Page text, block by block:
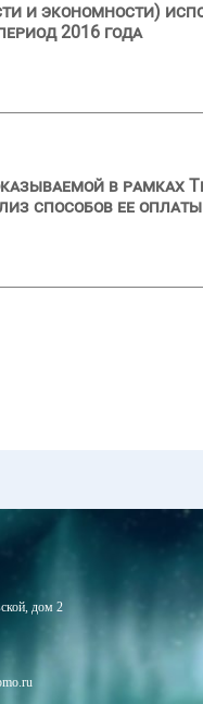
и экономности)
2016 года
в рамках
способов ее оплаты
дом 2